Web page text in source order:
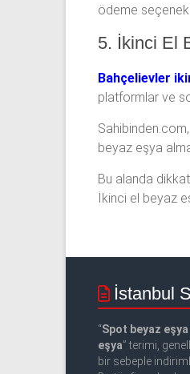
ödeme
5. İkinci El
Bahçelievler
platformlar ve
beyaz eşya
Bu alanda
İkinci el beyaz
İstanbul
“Spot beyaz
eşya” terimi,
bir sebeple